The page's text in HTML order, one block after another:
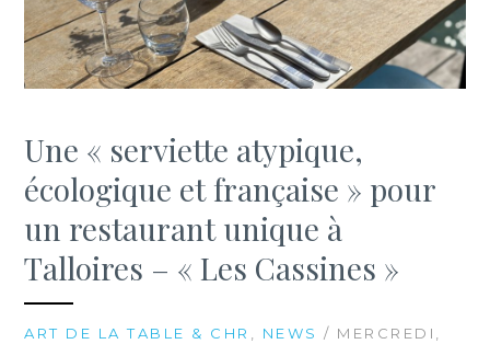
Une « serviette atypique,
écologique et française » pour
un restaurant unique à
Talloires – « Les Cassines »
ART DE LA TABLE & CHR NEWS / MERCREDI,